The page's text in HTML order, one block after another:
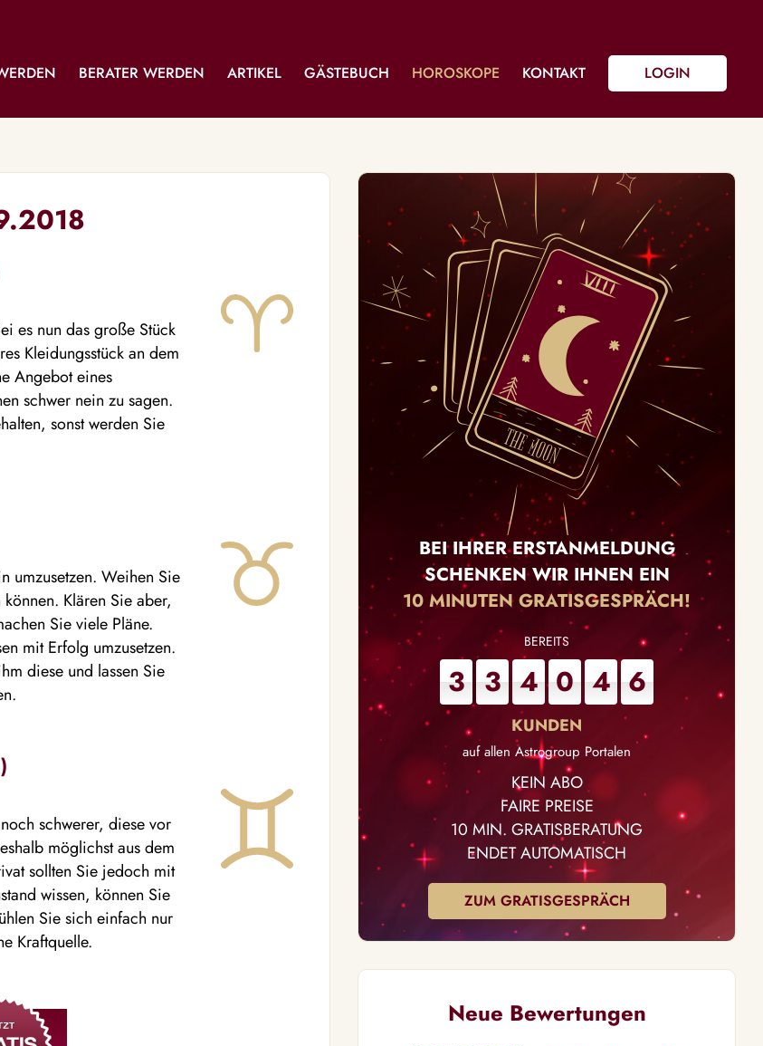
BERATER WERDEN ARTIKEL GÄSTEBUCH HOROSKOPE KONTAKT LOGIN
es nun das große Stück
Kleidungsstück an dem
Angebot eines
schwer nein zu sagen.
sonst werden Sie
umzusetzen. Weihen Sie
Klären Sie aber,
Sie viele Pläne.
mit Erfolg umzusetzen.
diese und lassen Sie
schwerer, diese vor
möglichst aus dem
sollten Sie jedoch mit
wissen, können Sie
Sie sich einfach nur
Kraftquelle.
BEI IHRER ERSTANMELDUNG
SCHENKEN WIR IHNEN EIN
10 MINUTEN GRATISGESPRÄCH!
3 3 4 0 4 6
auf allen Astrogroup Portalen
KEIN ABO
FAIRE PREISE
10 MIN. GRATISBERATUNG
ENDET AUTOMATISCH
ZUM GRATISGESPRÄCH
Neue Bewertungen